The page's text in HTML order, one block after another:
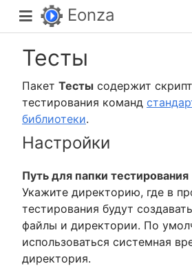
Eonza
Тесты
Пакет Тесты содержит
тестирования команд
библиотеки.
Настройки
Путь для папки тестирования
Укажите директорию, где в
тестирования будут
файлы и директории. По
использоваться системная
директория.